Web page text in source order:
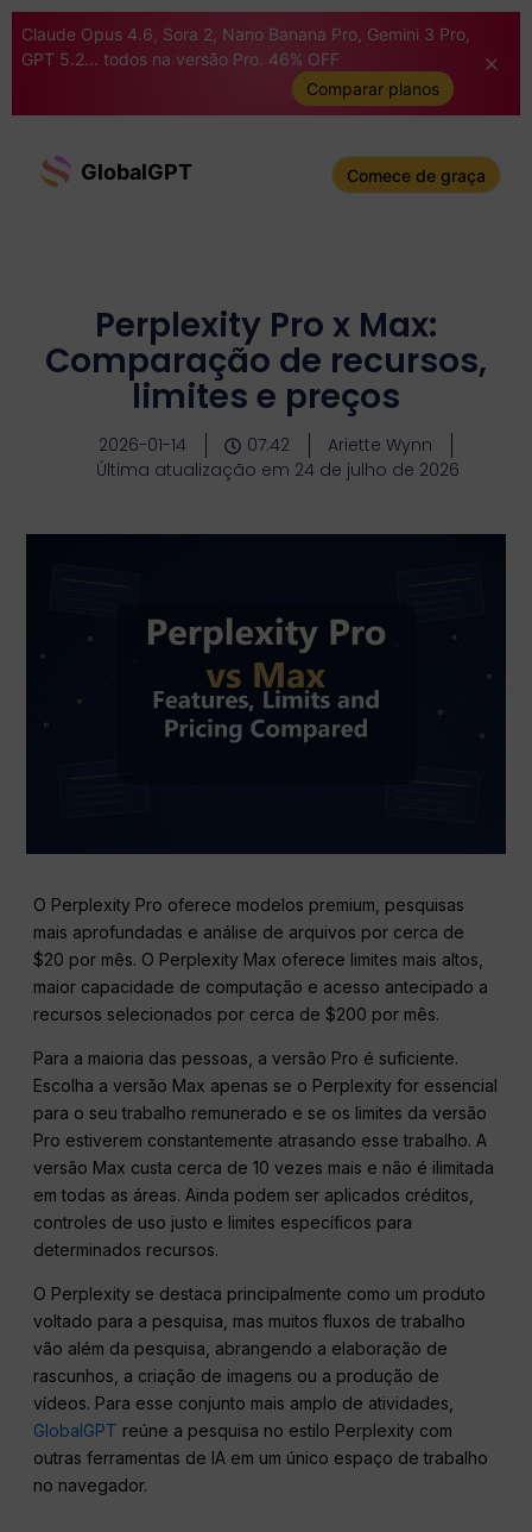
Claude Opus 4.6, Sora 2, Nano Banana Pro, Gemini 3 Pro,
GPT 5.2... todos na versão Pro. 46% OFF
Comparar planos
GlobalGPT Comece de graça
Perplexity Pro x Max:
Comparação de recursos,
limites e preços
2026-01-14 07:42
Ariette Wynn
Última atualização em 24 de julho de 2026
O Perplexity Pro oferece modelos premium, pesquisas
mais aprofundadas e análise de arquivos por cerca de
$20 por mês. O Perplexity Max oferece limites mais altos,
maior capacidade de computação e acesso antecipado a
recursos selecionados por cerca de $200 por mês.
Para a maioria das pessoas, a versão Pro é suficiente.
Escolha a versão Max apenas se o Perplexity for essencial
para o seu trabalho remunerado e se os limites da versão
Pro estiverem constantemente atrasando esse trabalho. A
versão Max custa cerca de 10 vezes mais e não é ilimitada
em todas as áreas. Ainda podem ser aplicados créditos,
controles de uso justo e limites específicos para
determinados recursos.
O Perplexity se destaca principalmente como um produto
voltado para a pesquisa, mas muitos fluxos de trabalho
vão além da pesquisa, abrangendo a elaboração de
rascunhos, a criação de imagens ou a produção de
vídeos. Para esse conjunto mais amplo de atividades,
GlobalGPT reúne a pesquisa no estilo Perplexity com
outras ferramentas de IA em um único espaço de trabalho
no navegador.